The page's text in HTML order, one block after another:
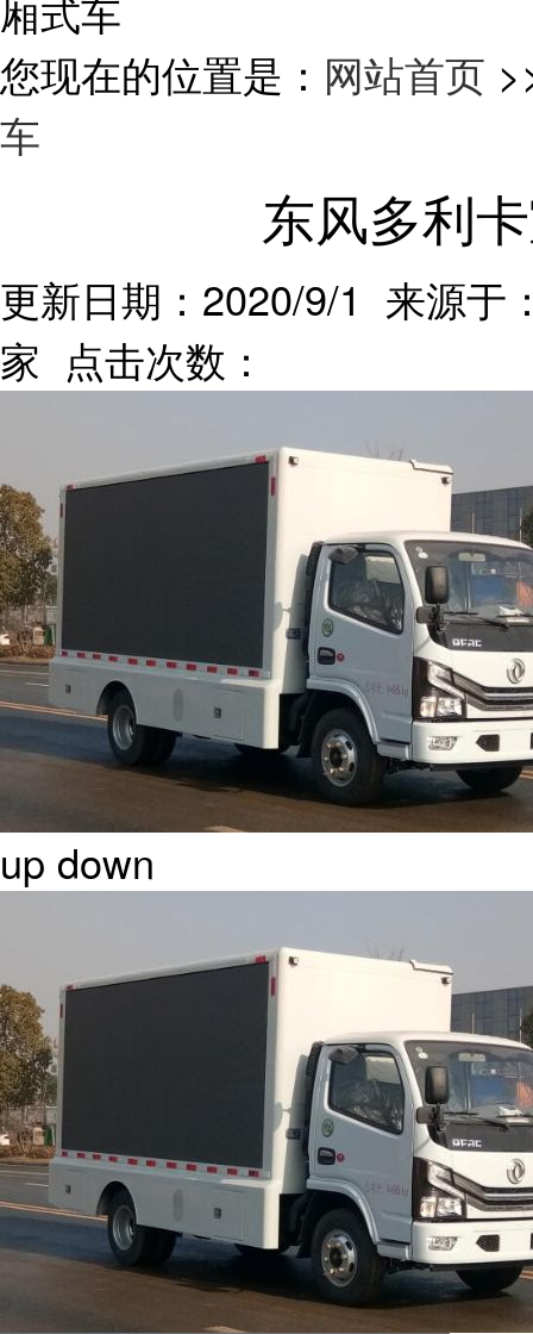
厢式车
您现在的位置是： 网站首页
车
东风多利
更新日期：2020/9/1 来源于
家 点击次数：
up down